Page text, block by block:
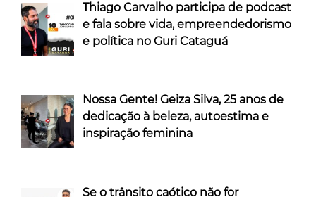
Thiago Carvalho participa de podcast
e fala sobre vida, empreendedorismo
e política no Guri Cataguá
Nossa Gente! Geiza Silva, 25 anos de
dedicação à beleza, autoestima e
inspiração feminina
Se o trânsito caótico não for